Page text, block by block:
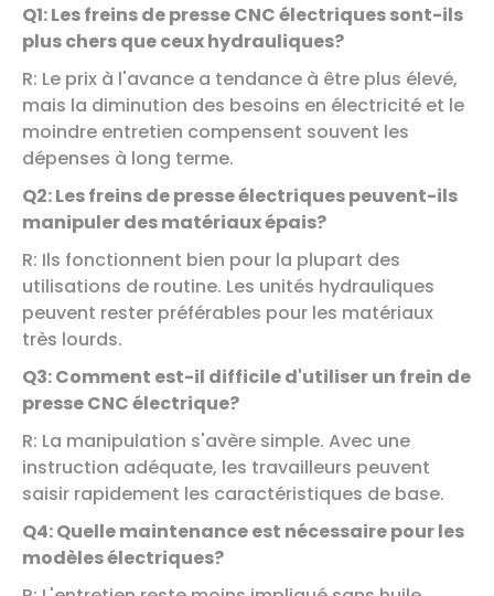
Q1: Les freins de presse CNC électriques sont-ils
plus chers que ceux hydrauliques?
R: Le prix à l'avance a tendance à être plus élevé,
mais la diminution des besoins en électricité et le
moindre entretien compensent souvent les
dépenses à long terme.
Q2: Les freins de presse électriques peuvent-ils
manipuler des matériaux épais?
R: Ils fonctionnent bien pour la plupart des
utilisations de routine. Les unités hydrauliques
peuvent rester préférables pour les matériaux
très lourds.
Q3: Comment est-il difficile d'utiliser un frein de
presse CNC électrique?
R: La manipulation s'avère simple. Avec une
instruction adéquate, les travailleurs peuvent
saisir rapidement les caractéristiques de base.
Q4: Quelle maintenance est nécessaire pour les
modèles électriques?